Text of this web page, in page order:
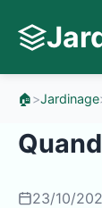
🏠>Jardinage
23/10/